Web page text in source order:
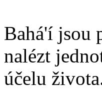
Bahá'í jsou
nalézt
účelu